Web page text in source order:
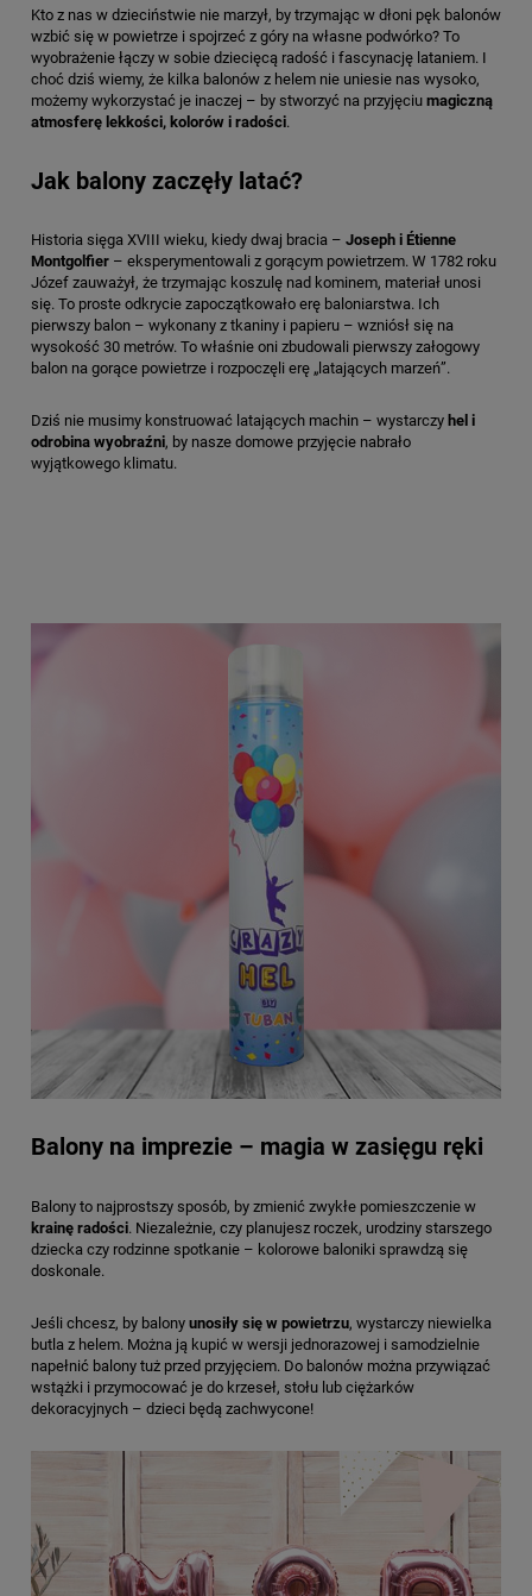
Kto z nas w dzieciństwie nie marzył, by trzymając w dłoni pęk balonów
wzbić się w powietrze i spojrzeć z góry na własne podwórko? To
wyobrażenie łączy w sobie dziecięcą radość i fascynację lataniem. I
choć dziś wiemy, że kilka balonów z helem nie uniesie nas wysoko,
możemy wykorzystać je inaczej – by stworzyć na przyjęciu magiczną
atmosferę lekkości, kolorów i radości.
Jak balony zaczęły latać?
Historia sięga XVIII wieku, kiedy dwaj bracia – Joseph i Étienne
Montgolfier – eksperymentowali z gorącym powietrzem. W 1782 roku
Józef zauważył, że trzymając koszulę nad kominem, materiał unosi
się. To proste odkrycie zapoczątkowało erę baloniarstwa. Ich
pierwszy balon – wykonany z tkaniny i papieru – wzniósł się na
wysokość 30 metrów. To właśnie oni zbudowali pierwszy załogowy
balon na gorące powietrze i rozpoczęli erę „latających marzeń”.
Dziś nie musimy konstruować latających machin – wystarczy hel i
odrobina wyobraźni, by nasze domowe przyjęcie nabrało
wyjątkowego klimatu.
Balony na imprezie – magia w zasięgu ręki
Balony to najprostszy sposób, by zmienić zwykłe pomieszczenie w
krainę radości. Niezależnie, czy planujesz roczek, urodziny starszego
dziecka czy rodzinne spotkanie – kolorowe baloniki sprawdzą się
doskonale.
Jeśli chcesz, by balony unosiły się w powietrzu, wystarczy niewielka
butla z helem. Można ją kupić w wersji jednorazowej i samodzielnie
napełnić balony tuż przed przyjęciem. Do balonów można przywiązać
wstążki i przymocować je do krzeseł, stołu lub ciężarków
dekoracyjnych – dzieci będą zachwycone!